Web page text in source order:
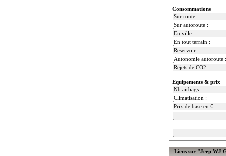
Consommations
Sur route :
Sur autoroute :
En ville :
En tout terrain :
Reservoir :
Autonomie autoroute :
Rejets de CO2 :
Equipements & prix
Nb airbags :
Climatisation :
Prix de base en € :
Liens sur "Jeep WJ